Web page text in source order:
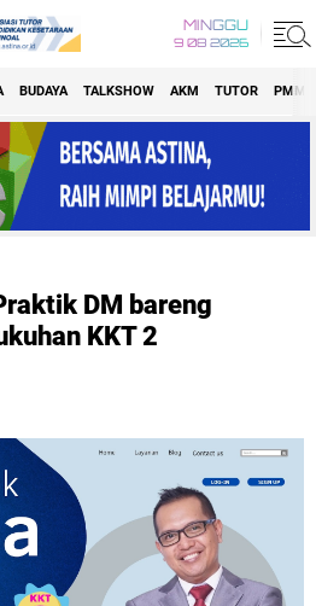
MINGGU
9 08 2026
BUDAYA TALKSHOW AKM TUTOR PMM
DM bareng
KKT 2